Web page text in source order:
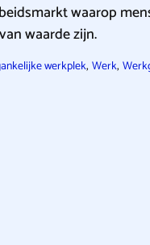
waarop
waarde zijn.
werkplek, Werk,